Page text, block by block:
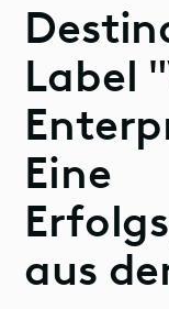
Label
Eine
aus